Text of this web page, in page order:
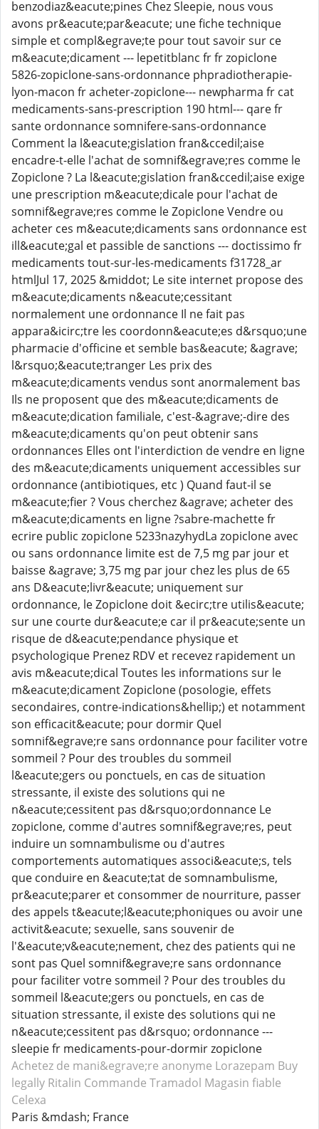
benzodiaz&eacute;pines Chez Sleepie, nous vous
avons pr&eacute;par&eacute; une fiche technique
simple et compl&egrave;te pour tout savoir sur ce
m&eacute;dicament --- lepetitblanc fr fr zopiclone
5826-zopiclone-sans-ordonnance phpradiotherapie-
lyon-macon fr acheter-zopiclone--- newpharma fr cat
medicaments-sans-prescription 190 html--- qare fr
sante ordonnance somnifere-sans-ordonnance
Comment la l&eacute;gislation fran&ccedil;aise
encadre-t-elle l'achat de somnif&egrave;res comme le
Zopiclone ? La l&eacute;gislation fran&ccedil;aise exige
une prescription m&eacute;dicale pour l'achat de
somnif&egrave;res comme le Zopiclone Vendre ou
acheter ces m&eacute;dicaments sans ordonnance est
ill&eacute;gal et passible de sanctions --- doctissimo fr
medicaments tout-sur-les-medicaments f31728_ar
htmlJul 17, 2025 &middot; Le site internet propose des
m&eacute;dicaments n&eacute;cessitant
normalement une ordonnance Il ne fait pas
appara&icirc;tre les coordonn&eacute;es d&rsquo;une
pharmacie d'officine et semble bas&eacute; &agrave;
l&rsquo;&eacute;tranger Les prix des
m&eacute;dicaments vendus sont anormalement bas
Ils ne proposent que des m&eacute;dicaments de
m&eacute;dication familiale, c'est-&agrave;-dire des
m&eacute;dicaments qu'on peut obtenir sans
ordonnances Elles ont l'interdiction de vendre en ligne
des m&eacute;dicaments uniquement accessibles sur
ordonnance (antibiotiques, etc ) Quand faut-il se
m&eacute;fier ? Vous cherchez &agrave; acheter des
m&eacute;dicaments en ligne ?sabre-machette fr
ecrire public zopiclone 5233nazyhydLa zopiclone avec
ou sans ordonnance limite est de 7,5 mg par jour et
baisse &agrave; 3,75 mg par jour chez les plus de 65
ans D&eacute;livr&eacute; uniquement sur
ordonnance, le Zopiclone doit &ecirc;tre utilis&eacute;
sur une courte dur&eacute;e car il pr&eacute;sente un
risque de d&eacute;pendance physique et
psychologique Prenez RDV et recevez rapidement un
avis m&eacute;dical Toutes les informations sur le
m&eacute;dicament Zopiclone (posologie, effets
secondaires, contre-indications&hellip;) et notamment
son efficacit&eacute; pour dormir Quel
somnif&egrave;re sans ordonnance pour faciliter votre
sommeil ? Pour des troubles du sommeil
l&eacute;gers ou ponctuels, en cas de situation
stressante, il existe des solutions qui ne
n&eacute;cessitent pas d&rsquo;ordonnance Le
zopiclone, comme d'autres somnif&egrave;res, peut
induire un somnambulisme ou d'autres
comportements automatiques associ&eacute;s, tels
que conduire en &eacute;tat de somnambulisme,
pr&eacute;parer et consommer de nourriture, passer
des appels t&eacute;l&eacute;phoniques ou avoir une
activit&eacute; sexuelle, sans souvenir de
l'&eacute;v&eacute;nement, chez des patients qui ne
sont pas Quel somnif&egrave;re sans ordonnance
pour faciliter votre sommeil ? Pour des troubles du
sommeil l&eacute;gers ou ponctuels, en cas de
situation stressante, il existe des solutions qui ne
n&eacute;cessitent pas d&rsquo; ordonnance ---
sleepie fr medicaments-pour-dormir zopiclone
Achetez de mani&egrave;re anonyme Lorazepam Buy
legally Ritalin Commande Tramadol Magasin fiable
Celexa
Paris &mdash; France